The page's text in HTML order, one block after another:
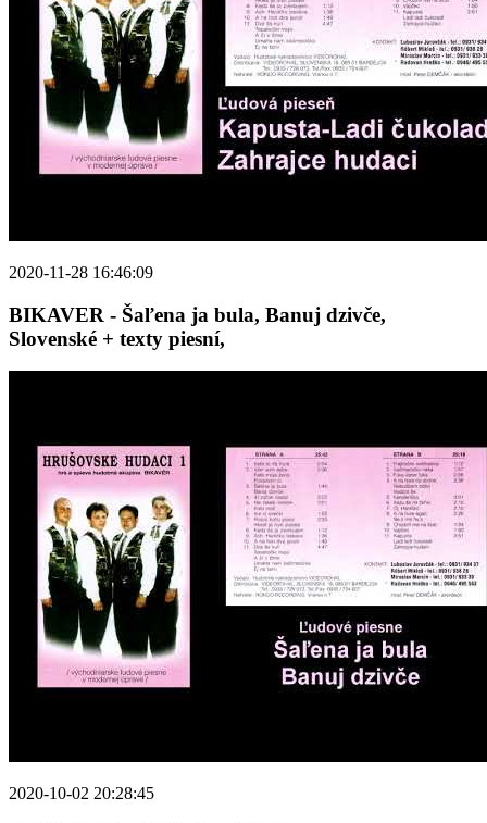
2020-11-28 16:46:09
BIKAVER - Šaľena ja bula, Banuj dzivče,
Slovenské + texty piesní,
2020-10-02 20:28:45